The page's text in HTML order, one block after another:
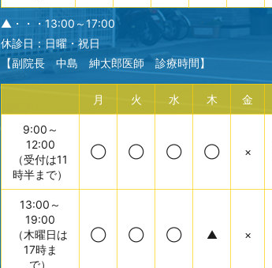
▲・・・13:00～17:00
休診日：日曜・祝日
【副院長 中島 紳太郎医師 診療時間】
月 火 水 木 金
9:00～
12:00
（受付は11
時半まで）
◯ ◯ ◯ ◯ ×
13:00～
19:00
（木曜日は
17時ま
で）
◯ ◯ ◯ ▲ ×